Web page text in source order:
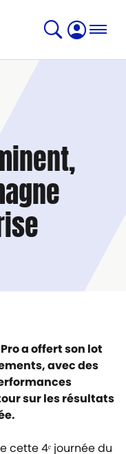
a offert son lot
avec des
sur les résultats
cette 4ᵉ journée du